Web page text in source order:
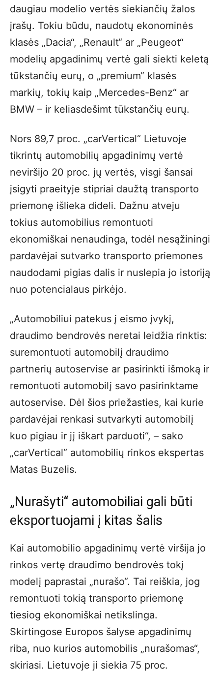
daugiau modelio vertės siekiančių žalos
įrašų. Tokiu būdu, naudotų ekonominės
klasės „Dacia“, „Renault“ ar „Peugeot“
modelių apgadinimų vertė gali siekti keletą
tūkstančių eurų, o „premium“ klasės
markių, tokių kaip „Mercedes-Benz“ ar
BMW – ir keliasdešimt tūkstančių eurų.
Nors 89,7 proc. „carVertical“ Lietuvoje
tikrintų automobilių apgadinimų vertė
neviršijo 20 proc. jų vertės, visgi šansai
įsigyti praeityje stipriai daužtą transporto
priemonę išlieka dideli. Dažnu atveju
tokius automobilius remontuoti
ekonomiškai nenaudinga, todėl nesąžiningi
pardavėjai sutvarko transporto priemones
naudodami pigias dalis ir nuslepia jo istoriją
nuo potencialaus pirkėjo.
„Automobiliui patekus į eismo įvykį,
draudimo bendrovės neretai leidžia rinktis:
suremontuoti automobilį draudimo
partnerių autoservise ar pasirinkti išmoką ir
remontuoti automobilį savo pasirinktame
autoservise. Dėl šios priežasties, kai kurie
pardavėjai renkasi sutvarkyti automobilį
kuo pigiau ir jį iškart parduoti“, – sako
„carVertical“ automobilių rinkos ekspertas
Matas Buzelis.
„Nurašyti“ automobiliai gali būti
eksportuojami į kitas šalis
Kai automobilio apgadinimų vertė viršija jo
rinkos vertę draudimo bendrovės tokį
modelį paprastai „nurašo“. Tai reiškia, jog
remontuoti tokią transporto priemonę
tiesiog ekonomiškai netikslinga.
Skirtingose Europos šalyse apgadinimų
riba, nuo kurios automobilis „nurašomas“,
skiriasi. Lietuvoje ji siekia 75 proc.